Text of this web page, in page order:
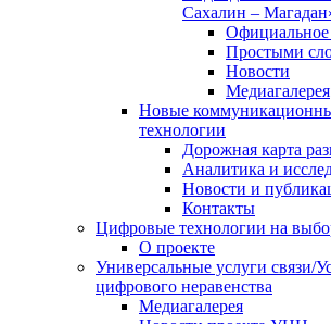
Сахалин –
Официальное
Простыми
Новости
Медиагалерея
Новые
технологии
Дорожная карта
Аналитика и
Новости и
Контакты
Цифровые технологии на
О проекте
Универсальные услуги связи/
цифрового неравенства
Медиагалерея